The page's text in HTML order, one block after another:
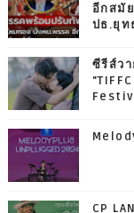
อีกสมั
ปธ.ยุท
ซีรีส์ว
CP